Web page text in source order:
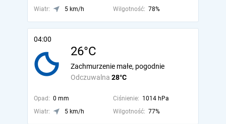
Wiatr:
5 km/h Wilgotność: 78%
04:00
26°C
Odczuwalna 28°C
Zachmurzenie małe, pogodnie
Opad: 0 mm Ciśnienie: 1014 hPa
Wiatr:
5 km/h Wilgotność: 77%